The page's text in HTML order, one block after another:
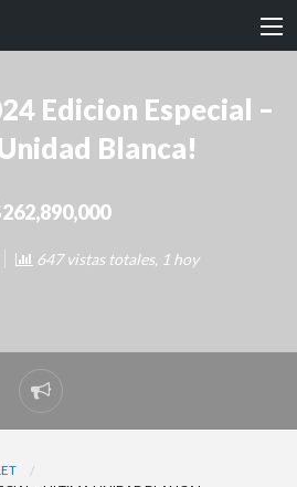
Edicion Especial –
Blanca!
647 vistas totales, 1 hoy
Reportar
problema